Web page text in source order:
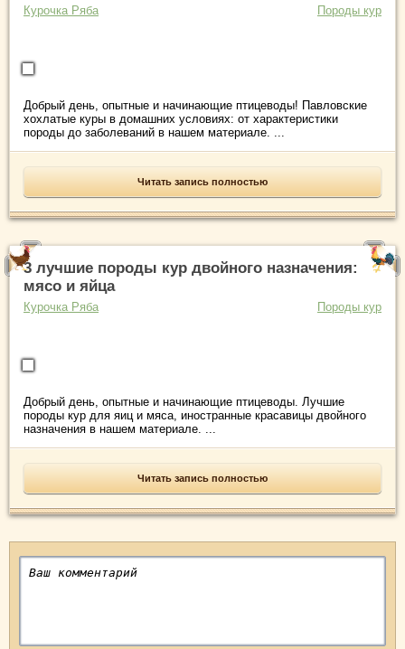
Курочка Ряба Породы кур
Добрый день, опытные и начинающие птицеводы! Павловские
хохлатые куры в домашних условиях: от характеристики
породы до заболеваний в нашем материале. ...
Читать запись полностью
3 лучшие породы кур двойного назначения:
мясо и яйца
Курочка Ряба Породы кур
Добрый день, опытные и начинающие птицеводы. Лучшие
породы кур для яиц и мяса, иностранные красавицы двойного
назначения в нашем материале. ...
Читать запись полностью